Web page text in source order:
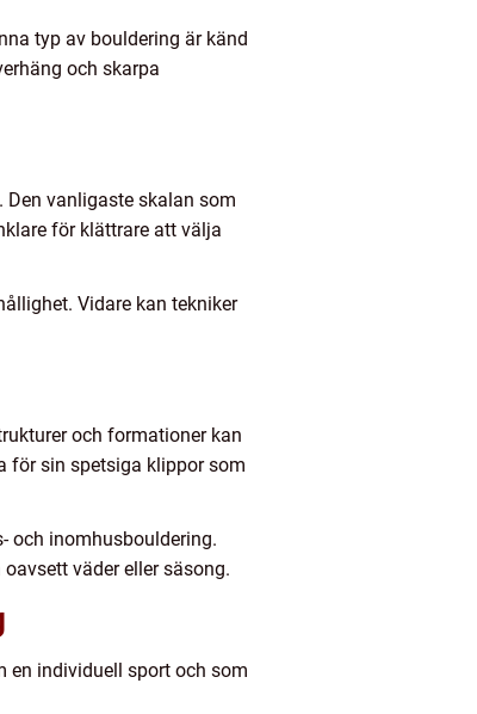
typ av bouldering är känd
och skarpa
vanligaste skalan som
för klättrare att välja
Vidare kan tekniker
och formationer kan
för sin spetsiga klippor som
och inomhusbouldering.
väder eller säsong.
en individuell sport och som